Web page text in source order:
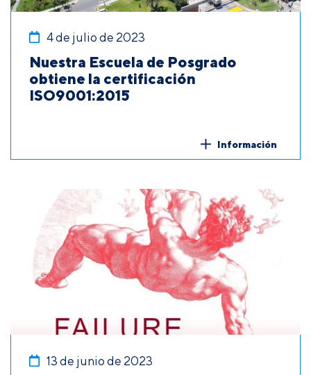
4 de julio de 2023
Nuestra Escuela de Posgrado
obtiene la certificación
ISO9001:2015
Información
13 de junio de 2023